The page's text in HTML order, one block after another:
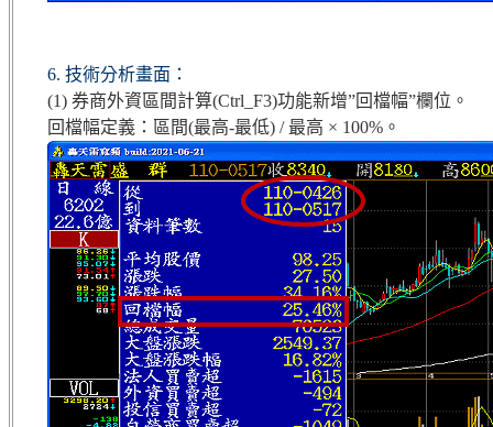
6. 技術分析畫面：
(1) 券商外資區間計算(Ctrl_F3)功能新增”回檔幅”欄位。
回檔幅定義：區間(最高-最低) / 最高 × 100%。